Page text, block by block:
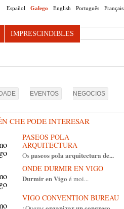
Español Galego English Português Français
Search this site
IMPRESCINDIBLES
EVENTOS NEGOCIOS
CHE PODE INTERESAR
PASEOS POLA
ARQUITECTURA
Ospaseos pola arquitectura de...
ONDE DURMIR EN VIGO
Durmir en Vigo é moi...
VIGO CONVENTION BUREAU